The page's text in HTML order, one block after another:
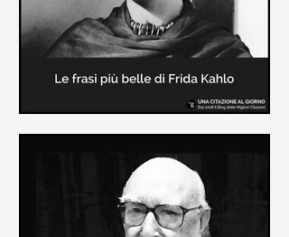
più importanti della vita (...)
In questa pagina sono raccolte le
frasi più belle di Frida Kahlo
sull'amore e sulla vita.